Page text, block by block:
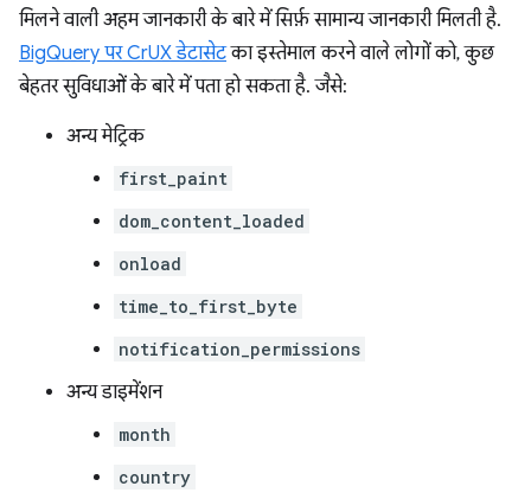
मिलने वाली अहम जानकारी के बारे में सिर्फ़ सामान्य जानकारी मिलती है.
BigQuery पर CrUX डेटासेटका इस्तेमाल करने वाले लोगों को, कुछ
बेहतर सुविधाओं के बारे में पता हो सकता है. जैसे:
अन्य मेट्रिक
first_paint
dom_content_loaded
onload
time_to_first_byte
notification_permissions
अन्य डाइमेंशन
month
country